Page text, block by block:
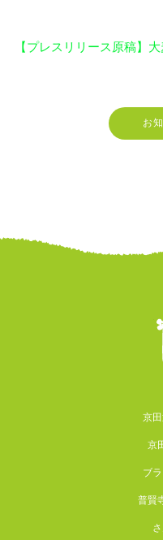
【プレスリリース原稿】
お
京
京
ブ
普賢